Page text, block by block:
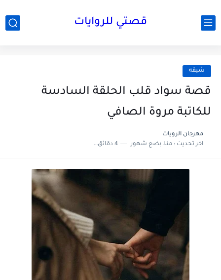
قصتي للروايات
شيقه
قصة سواد قلب الحلقة السادسة
للكاتبة مروة الصافي
مهرجان الرويات
اخر تحديث :منذ بضع شهور 4 دقائق للقراءة